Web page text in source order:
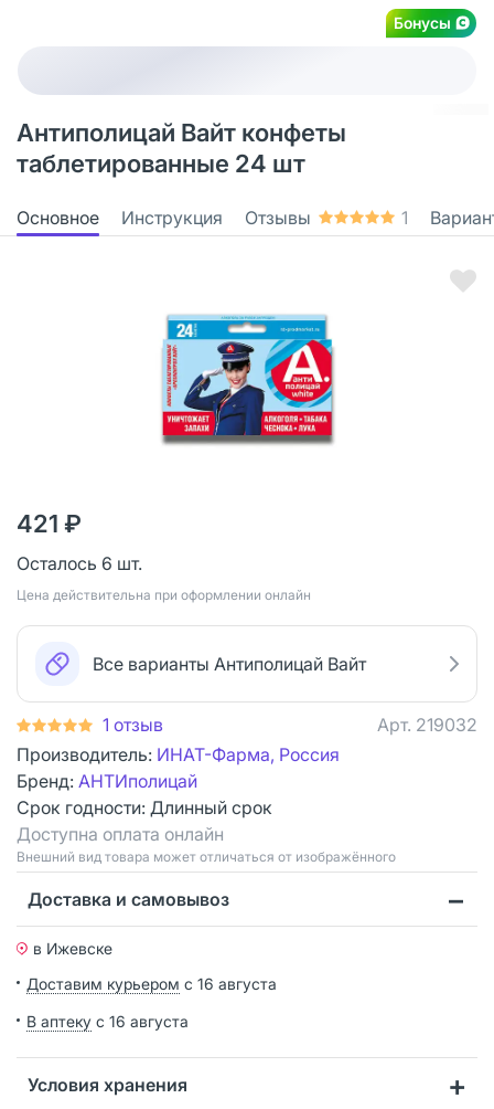
Бонусы
Антиполицай Вайт конфеты
таблетированные 24 шт
Основное Инструкция Отзывы 1
421 ₽
Осталось 6 шт.
Цена действительна при оформлении онлайн
Все варианты Антиполицай Вайт
1 отзыв Арт. 219032
Производитель: ИНАТ-Фарма, Россия
Бренд: АНТИполицай
Срок годности: Длинный срок
Доступна оплата онлайн
Bнешний вид товара может отличаться от изображённого
Доставка и самовывоз
в Ижевске
Доставим курьером с 16 августа
В аптеку с 16 августа
Условия хранения